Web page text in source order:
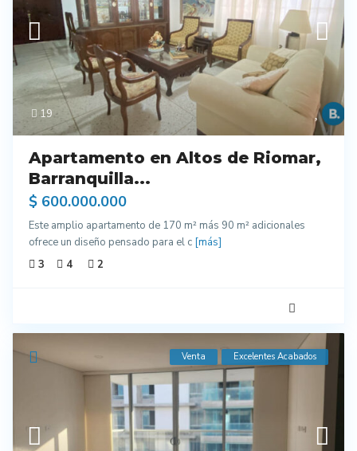
19
Apartamento en Altos de Riomar,
Barranquilla...
$ 600.000.000
Este amplio apartamento de 170 m² más 90 m² adicionales
ofrece un diseño pensado para el c [más]
3
4 2
Venta Excelentes Acabados